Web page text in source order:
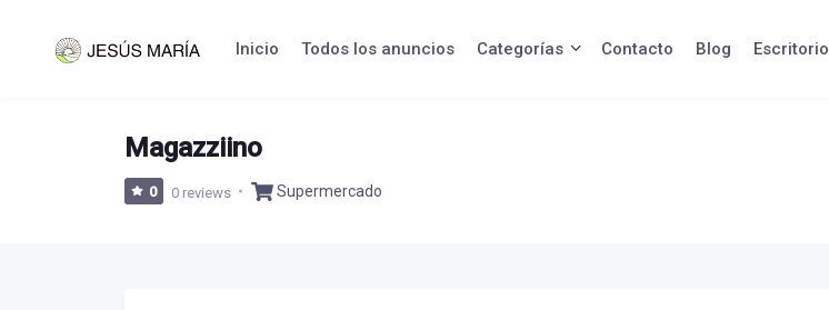
Inicio Todos los anuncios Categorías Contacto Blog Escritorio
Magazziino
0 0 reviews Supermercado